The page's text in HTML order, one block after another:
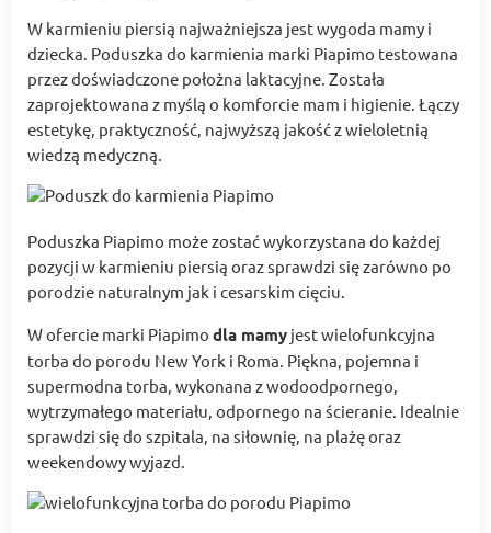
W karmieniu piersią najważniejsza jest wygoda mamy i
dziecka. Poduszka do karmienia marki Piapimo testowana
przez doświadczone położna laktacyjne. Została
zaprojektowana z myślą o komforcie mam i higienie. Łączy
estetykę, praktyczność, najwyższą jakość z wieloletnią
wiedzą medyczną.
Poduszka Piapimo może zostać wykorzystana do każdej
pozycji w karmieniu piersią oraz sprawdzi się zarówno po
porodzie naturalnym jak i cesarskim cięciu.
W ofercie marki Piapimo dla mamy jest wielofunkcyjna
torba do porodu New York i Roma. Piękna, pojemna i
supermodna torba, wykonana z wodoodpornego,
wytrzymałego materiału, odpornego na ścieranie. Idealnie
sprawdzi się do szpitala, na siłownię, na plażę oraz
weekendowy wyjazd.